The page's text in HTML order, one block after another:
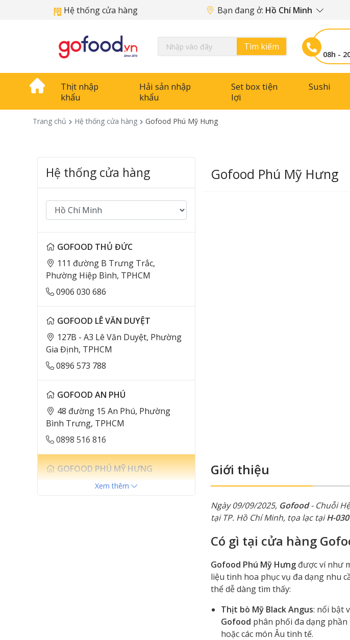
Hệ thống cửa hàng Bạn đang ở: Hồ Chí Minh
Tìm kiếm
08h -
Thịt nhập
khẩu
Hải sản nhập
khẩu
Set box tiện
lợi
Sushi
Trang chủ Hệ thống cửa hàng Gofood Phú Mỹ Hưng
Hệ thống cửa hàng
GOFOOD THỦ ĐỨC
111 đường B Trưng Trắc,
Phường Hiệp Bình, TPHCM
0906 030 686
GOFOOD LÊ VĂN DUYỆT
127B - A3 Lê Văn Duyệt, Phường
Gia Định, TPHCM
0896 573 788
GOFOOD AN PHÚ
48 đường 15 An Phú, Phường
Bình Trưng, TPHCM
0898 516 816
GOFOOD PHÚ MỸ HƯNG
H-030 Hưng Vượng 1, Phú Mỹ
Xem thêm
Gofood Phú Mỹ Hưng
Giới thiệu
Ngày 09/09/2025, Gofood- Chuỗi
tại TP. Hồ Chí Minh, tọa lạc tạiH-
Có gì tại cửa hàng
Gofood Phú Mỹ Hưngđược ví như
liệu tinh hoa phục vụ đa dạng nhu
thể dễ dàng tìm thấy:
Thịt bò Mỹ Black Angus: nổi bật
Gofood phân phối đa dạng
hoặc các món Âu tinh tế.